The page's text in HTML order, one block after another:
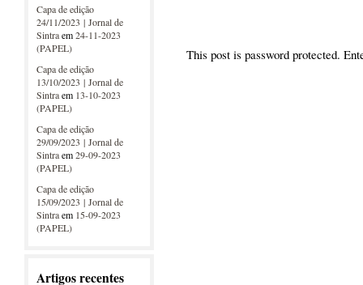
Capa de edição
24/11/2023 | Jornal de
Sintraem24-11-2023
(PAPEL)
Capa de edição
13/10/2023 | Jornal de
Sintraem 13-10-2023
(PAPEL)
Capa de edição
29/09/2023 | Jornal de
Sintraem29-09-2023
(PAPEL)
Capa de edição
15/09/2023 | Jornal de
Sintraem 15-09-2023
(PAPEL)
Artigos recentes
This post is password protected.